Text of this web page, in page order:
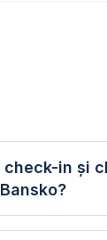
check-in și